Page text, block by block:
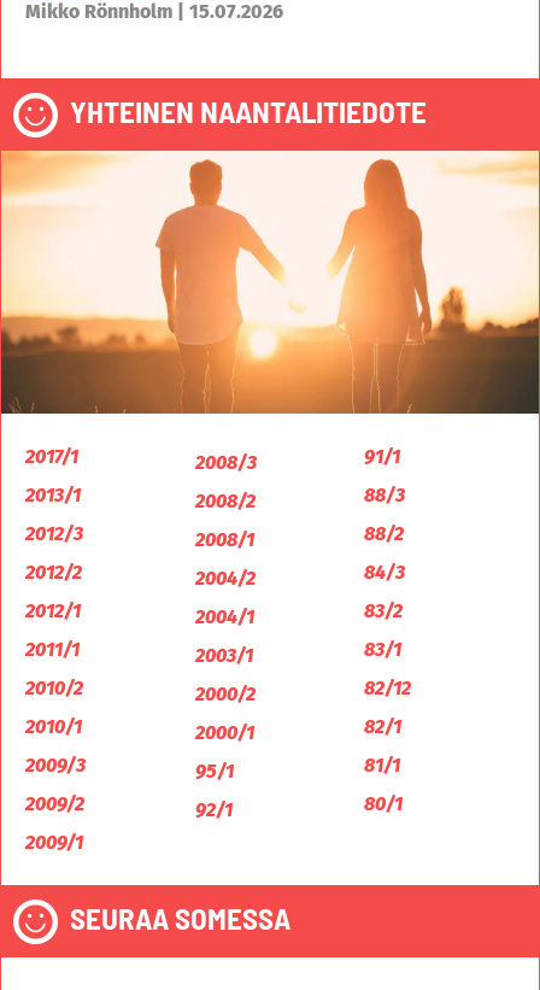
Mikko Rönnholm | 15.07.2026
YHTEINEN NAANTALITIEDOTE
2017/1
2013/1
2012/3
2012/2
2012/1
2011/1
2010/2
2010/1
2009/3
2009/2
2009/1
2008/3
2008/2
2008/1
2004/2
2004/1
2003/1
2000/2
2000/1
95/1
92/1
91/1
88/3
88/2
84/3
83/2
83/1
82/12
82/1
81/1
80/1
SEURAA SOMESSA